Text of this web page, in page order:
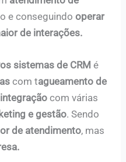
e conseguindo operar
de interações.
sistemas de CRMé
com tagueamento de
com várias
e gestão. Sendo
de atendimento, mas